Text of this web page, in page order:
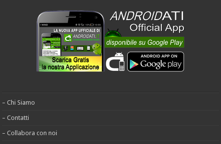
– Chi Siamo
– Contatti
– Collabora con noi